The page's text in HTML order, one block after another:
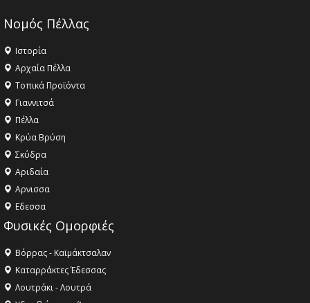
Νομός Πέλλας
Ιστορία
Αρχαία Πέλλα
Τοπικά Προϊόντα
Γιαννιτσά
Πέλλα
Κρύα Βρύση
Σκύδρα
Αριδαία
Aρνισσα
Eδεσσα
Φυσικές Ομορφιές
Βόρρας - Καϊμάκτσαλαν
Καταρράκτες Έδεσσας
Λουτράκι - Λουτρά